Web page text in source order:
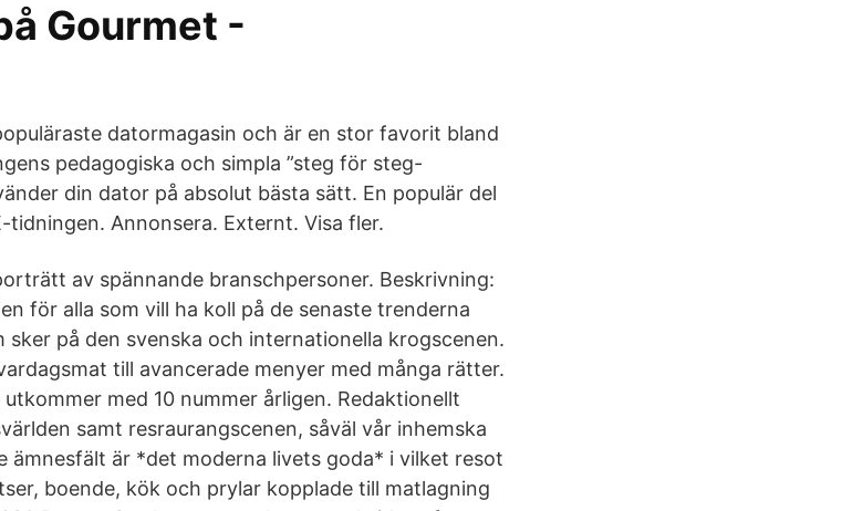
Gourmet -
datormagasin och är en stor favorit bland
pedagogiska och simpla ”steg för steg-
din dator på absolut bästa sätt. En populär del
tidningen. Annonsera. Externt. Visa fler.
av spännande branschpersoner. Beskrivning:
för alla som vill ha koll på de senaste trenderna
på den svenska och internationella krogscenen.
till avancerade menyer med många rätter.
med 10 nummer årligen. Redaktionellt
samt resraurangscenen, såväl vår inhemska
ämnesfält är *det moderna livets goda* i vilket resot
boende, kök och prylar kopplade till matlagning